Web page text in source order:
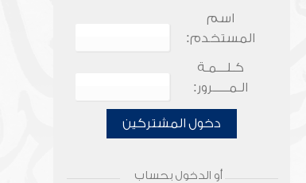
اسم
المستخدم:
كـلـــمـة
الـمـــــرور:
دخول المشتركين
أو الدخول بحساب